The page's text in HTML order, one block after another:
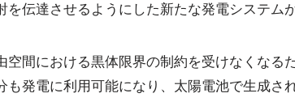
を伝達させるようにした新たな発電システム
空間における黒体限界の制約を受けなくなる
も発電に利用可能になり、太陽電池で生成さ